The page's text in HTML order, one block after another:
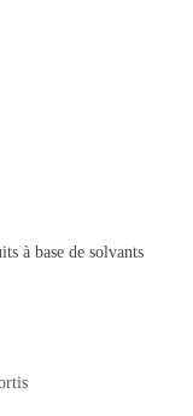
à base de solvants